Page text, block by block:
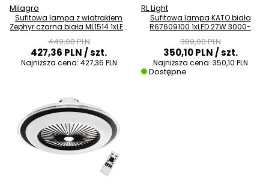
Milagro
Sufitowa lampa z wiatrakiem
Zephyr czarna biała ML1514 1xLED
449,00 PLN
427,36 PLN/ szt.
Najniższa cena: 427,36 PLN
RL Light
Sufitowa lampa KATO biała
R67609100 1xLED 27W 3000-
389,00 PLN
350,10 PLN/ szt.
Najniższa cena: 350,10 PLN
Dostępne